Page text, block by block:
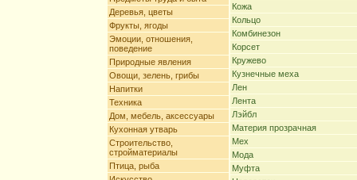
Деревья, цветы
Фрукты, ягоды
Эмоции, отношения,
поведение
Природные явления
Овощи, зелень, грибы
Напитки
Техника
Дом, мебель, аксессуары
Кухонная утварь
Строительство,
стройматериалы
Птица, рыба
Кожа
Кольцо
Комбинезон
Корсет
Кружево
Кузнечные меха
Лен
Лента
Лэйбл
Материя прозрачная
Мех
Мода
Муфта